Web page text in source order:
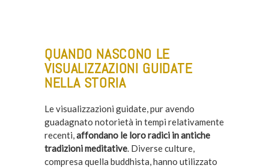
QUANDO NASCONO LE
VISUALIZZAZIONI GUIDATE
NELLA STORIA
Le visualizzazioni guidate, pur avendo
guadagnato notorietà in tempi relativamente
recenti,affondano le loro radici in antiche
tradizioni meditative. Diverse culture,
compresa quella buddhista, hanno utilizzato